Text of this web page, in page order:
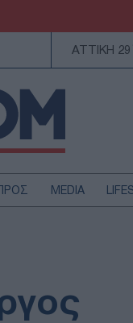
ΑΤΤΙΚΗ
MEDIA
ΤΕΧΝΟΛΟΓΙΑ